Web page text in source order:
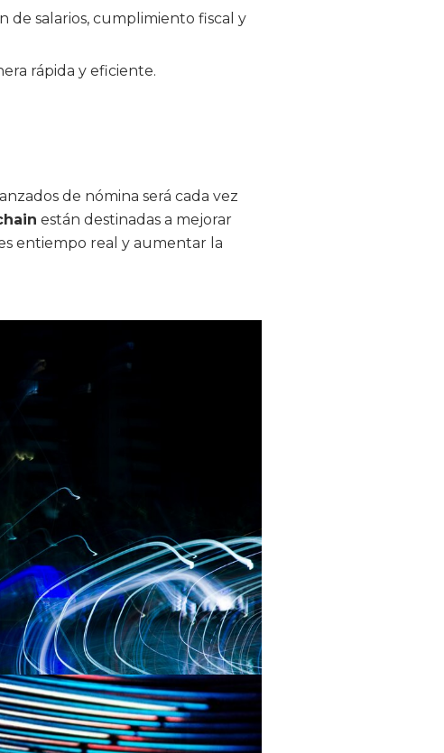
salarios, cumplimiento fiscal y
rápida y eficiente.
de nómina será cada vez
están destinadas a mejorar
entiempo real y aumentar la